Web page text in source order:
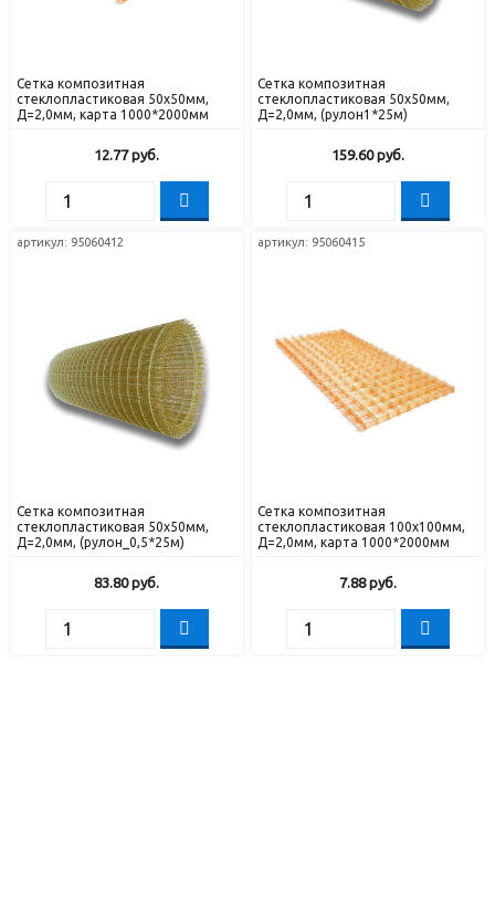
Сетка композитная
стеклопластиковая 50х50мм,
Д=2,0мм, карта 1000*2000мм
12.77руб.
Сетка композитная
стеклопластиковая 50х50мм,
Д=2,0мм, (рулон1*25м)
159.60руб.
артикул: 95060412
Сетка композитная
стеклопластиковая 50х50мм,
Д=2,0мм, (рулон_0,5*25м)
83.80руб.
артикул: 95060415
Сетка композитная
стеклопластиковая 100х100мм,
Д=2,0мм, карта 1000*2000мм
7.88руб.